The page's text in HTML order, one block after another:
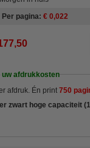
Per pagina € 0,022
uw afdrukkosten
afdruk. Én print 750
zwart hoge capaciteit